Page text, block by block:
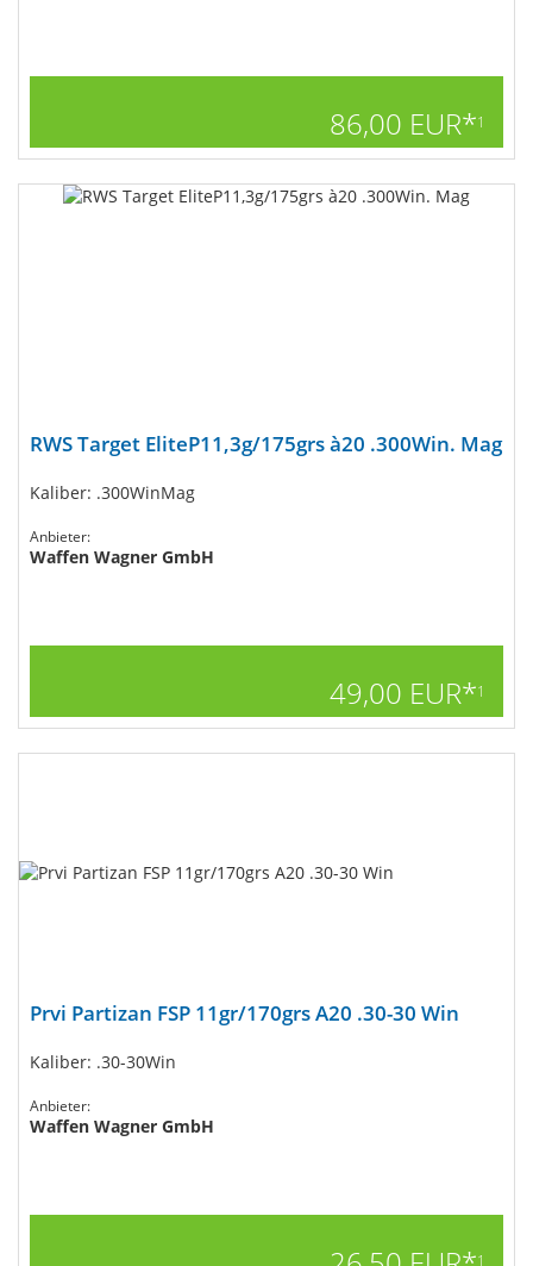
86,00 EUR*1
RWS Target EliteP11,3g/175grs à20 .300Win. Mag
Kaliber: .300WinMag
Anbieter:
Waffen Wagner GmbH
49,00 EUR*1
Prvi Partizan FSP 11gr/170grs A20 .30-30 Win
Kaliber: .30-30Win
Anbieter:
Waffen Wagner GmbH
1